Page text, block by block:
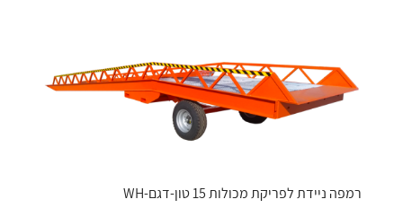
רמפה ניידת לפריקת מכולות 15 טון-דגם-WH